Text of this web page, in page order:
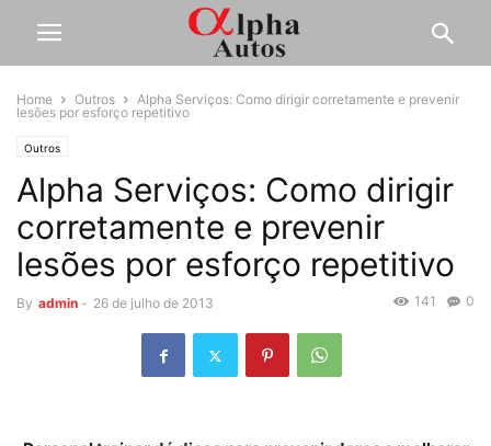
Home Outros
Alpha Serviços: Como dirigir corretamente e prevenir
lesões por esforço repetitivo
Outros
Alpha Serviços: Como dirigir
corretamente e prevenir
lesões por esforço repetitivo
By admin - 26 de julho de 2013 0
141